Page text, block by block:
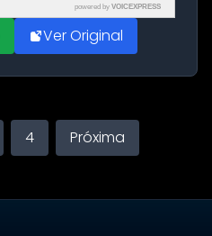
powered by VOICEXPRESS
Ver Original
4 Próxima